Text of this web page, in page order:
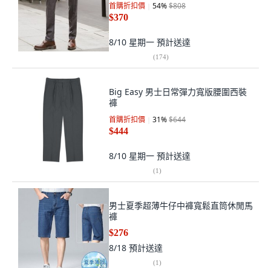
首購折扣價 54%$808
$370
8/10 星期一 預計送達
(174)
Big Easy 男士日常彈力寬版腰圍西裝
褲
首購折扣價 31%$644
$444
8/10 星期一 預計送達
(1)
男士夏季超薄牛仔中褲寬鬆直筒休閒馬
褲
$276
8/18 預計送達
(1)